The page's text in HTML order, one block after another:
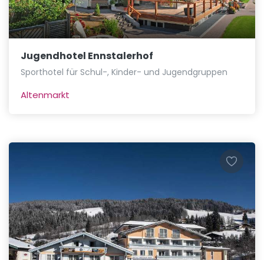
Jugendhotel Ennstalerhof
Sporthotel für Schul-, Kinder- und Jugendgruppen
Altenmarkt